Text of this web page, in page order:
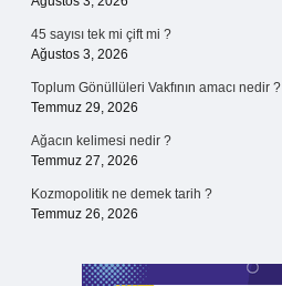
45 sayısı tek mi çift mi ?
Ağustos 3, 2026
Toplum Gönüllüleri Vakfının amacı nedir ?
Temmuz 29, 2026
Ağacın kelimesi nedir ?
Temmuz 27, 2026
Kozmopolitik ne demek tarih ?
Temmuz 26, 2026